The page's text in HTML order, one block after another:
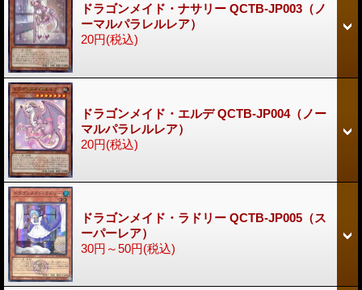
ドラゴンメイド・ナサリー QCTB-JP003（ノ
ーマルパラレルレア）
20円(税込)
ドラゴンメイド・エルデ QCTB-JP004（ノー
マルパラレルレア）
20円(税込)
ドラゴンメイド・ラドリー QCTB-JP005（ス
ーパーレア）
30円～50円(税込)